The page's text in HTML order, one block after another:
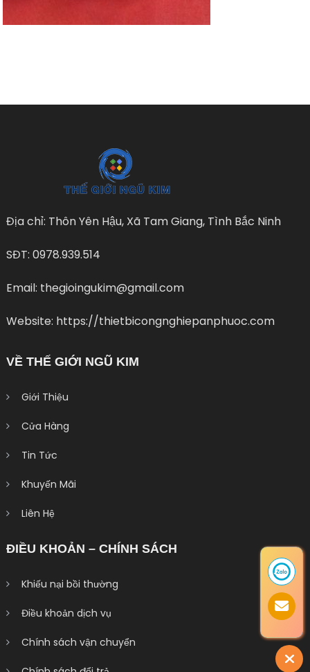
Địa chỉ: Thôn Yên Hậu, Xã Tam Giang, Tình Bắc Ninh
SĐT: 0978.939.514
Email: thegioingukim@gmail.com
Website: https://thietbicongnghiepanphuoc.com
VỀ THẾ GIỚI NGŨ KIM
Giới Thiệu
Cửa Hàng
Tin Tức
Khuyến Mãi
Liên Hệ
ĐIỀU KHOẢN – CHÍNH SÁCH
Khiếu nại bồi thường
Điều khoản dịch vụ
Chính sách vận chuyển